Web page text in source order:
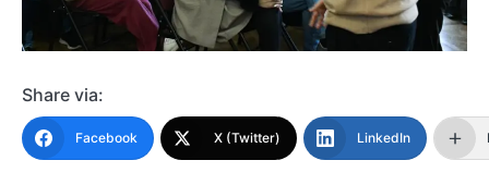
Share via:
Facebook X (Twitter) LinkedIn